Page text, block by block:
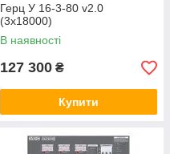
Герц У 16-3-80 v2.0
(3х18000)
В наявності
127 300 ₴
Купити